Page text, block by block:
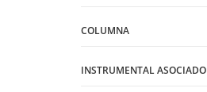
COLUMNA
INSTRUMENTAL ASOCIADO